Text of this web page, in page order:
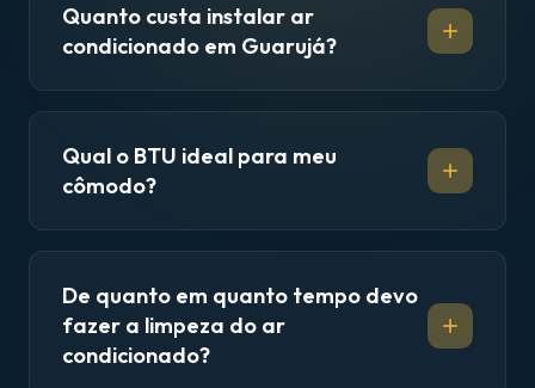
Quanto custa instalar ar
condicionado em Guarujá?
Qual o BTU ideal para meu
cômodo?
De quanto em quanto tempo devo
fazer a limpeza do ar
condicionado?